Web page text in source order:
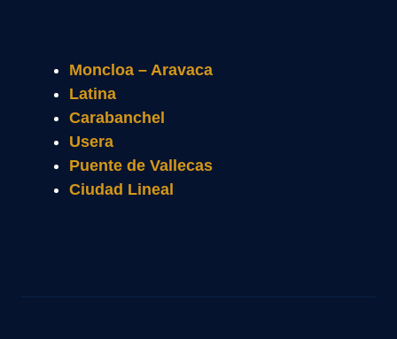
Moncloa – Aravaca
Latina
Carabanchel
Usera
Puente de Vallecas
Ciudad Lineal